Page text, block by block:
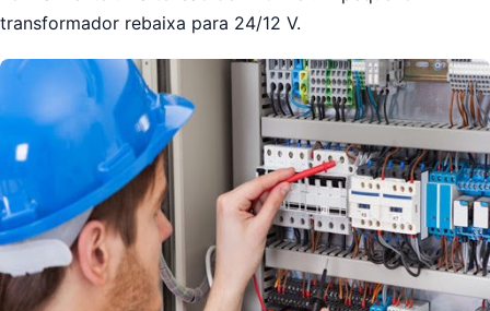
transformador rebaixa para 24/12 V.